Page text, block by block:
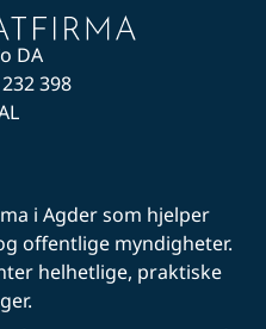
DA
398
i Agder som hjelper
offentlige myndigheter.
helhetlige, praktiske